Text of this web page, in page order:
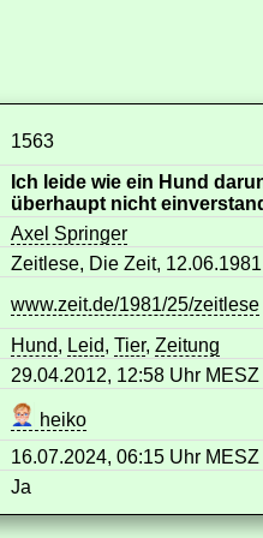
1563
Ich leide wie ein Hund
überhaupt nicht
Axel Springer
Zeitlese, Die Zeit, 12.06.1981
www.zeit.de/1981/25/zeitlese
Hund, Leid, Tier, Zeitung
29.04.2012, 12:58 Uhr MESZ
heiko
16.07.2024, 06:15 Uhr MESZ
Ja